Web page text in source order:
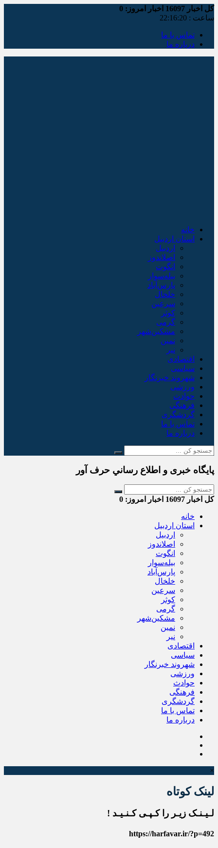
کل اخبار اخبار امروز: 0
ساعت : 22:16:20
تماس با ما
درباره ما
خانه
استان اردبیل
اردبیل
اصلاندوز
انگوت
بیله‌سوار
پارس‌آباد
خلخال
سرعین
کوثر
گرمی
مشکین‌شهر
نمین
نیر
اقتصادی
سیاسی
شهروند خبرنگار
ورزشی
حوادث
فرهنگی
گردشگری
تماس با ما
درباره ما
پایگاه خبری و اطلاع رساني حرف آور
کل اخبار اخبار امروز: 0
خانه
استان اردبیل
اردبیل
اصلاندوز
انگوت
بیله‌سوار
پارس‌آباد
خلخال
سرعین
کوثر
گرمی
مشکین‌شهر
نمین
نیر
اقتصادی
سیاسی
شهروند خبرنگار
ورزشی
حوادث
فرهنگی
گردشگری
تماس با ما
درباره ما
×
لینک کوتاه
لـیـنـک زیـر را کـپـی کـنـیـد !
https://harfavar.ir/?p=492